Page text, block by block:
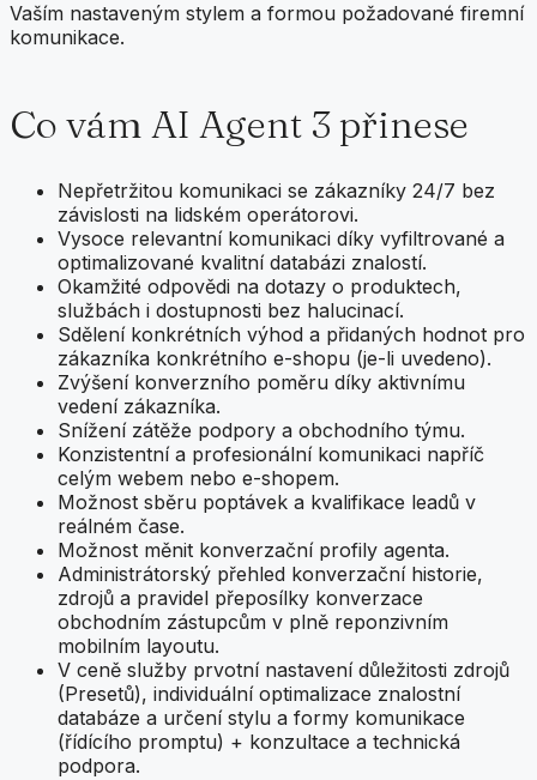
Vaším nastaveným stylem a formou požadované firemní
komunikace.
Co vám AI Agent 3 přinese
Nepřetržitou komunikaci se zákazníky 24/7 bez
závislosti na lidském operátorovi.
Vysoce relevantní komunikaci díky vyfiltrované a
optimalizované kvalitní databázi znalostí.
Okamžité odpovědi na dotazy o produktech,
službách i dostupnosti bez halucinací.
Sdělení konkrétních výhod a přidaných hodnot pro
zákazníka konkrétního e-shopu (je-li uvedeno).
Zvýšení konverzního poměru díky aktivnímu
vedení zákazníka.
Snížení zátěže podpory a obchodního týmu.
Konzistentní a profesionální komunikaci napříč
celým webem nebo e-shopem.
Možnost sběru poptávek a kvalifikace leadů v
reálném čase.
Možnost měnit konverzační profily agenta.
Administrátorský přehled konverzační historie,
zdrojů a pravidel přeposílky konverzace
obchodním zástupcům v plně reponzivním
mobilním layoutu.
V ceně služby prvotní nastavení důležitosti zdrojů
(Presetů), individuální optimalizace znalostní
databáze a určení stylu a formy komunikace
(řídícího promptu) + konzultace a technická
podpora.